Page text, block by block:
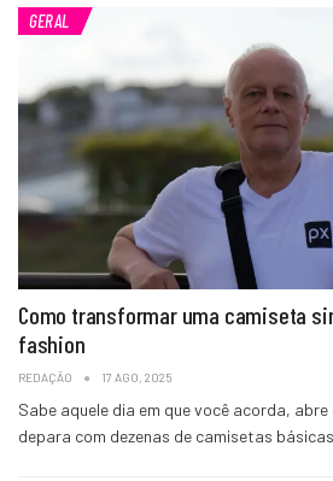
GERAL
Como transformar uma camiseta
fashion
REDAÇÃO 17 AGO, 2025
Sabe aquele dia em que você acorda,
depara com dezenas de camisetas